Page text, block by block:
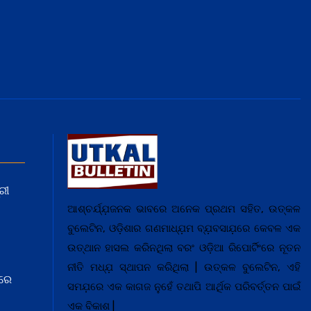
ଆଶ୍ଚର୍ଯ୍ଯ଼ଜନକ ଭାବରେ ଅନେକ ପ୍ରଥମ ସହିତ, ଉତ୍କଳ
ବୁଲେଟିନ, ଓଡ଼ିଶାର ଗଣମାଧ୍ଯ଼ମ ବ୍ଯ଼ବସାଯ଼ରେ କେବଳ ଏକ
ଉତ୍ଥାନ ହାସଲ କରିନଥିଲା ବରଂ ଓଡ଼ିଆ ରିପୋର୍ଟିଂରେ ନୂତନ
ନୀତି ମଧ୍ଯ଼ ସ୍ଥାପନ କରିଥିଲା | ଉତ୍କଳ ବୁଲେଟିନ, ଏହି
ସମଯ଼ରେ ଏକ କାଗଜ ନୁହେଁ ତଥାପି ଆର୍ଥିକ ପରିବର୍ତ୍ତନ ପାଇଁ
ଏକ ବିକାଶ |